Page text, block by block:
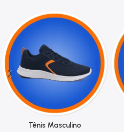
Tênis Masculino